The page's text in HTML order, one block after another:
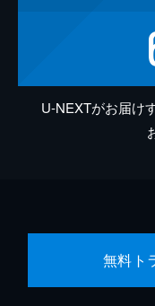
U-NEXTがお届け
無料ト